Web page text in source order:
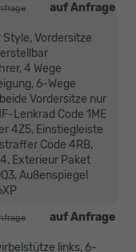
auf Anfrage
Vordersitze
4 Wege
6-Wege
Vordersitze nur
Lenkrad Code 1ME
4Z5, Einstiegleiste
Code 4RB,
Exterieur Paket
Außenspiegel
auf Anfrage
links, 6-